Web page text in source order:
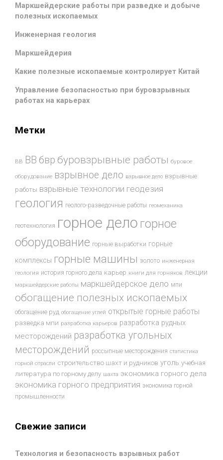
Маркшейдерские работы при разведке и добыче
полезных ископаемых
Инженерная геология
Маркшейдерия
Какие полезные ископаемые контролирует Китай
Управление безопасностью при буровзрывных
работах на карьерах
Метки
ВВ ВВ бвр буровзрывные работы буровое
оборудование взрывное дело взрывное дело взрывные
работы взрывные технологии геодезия
геология геолого-разведочные работы геомеханика
геотехнология горное дело горное
оборудование горные выработки горные
комплексы горные машины золото инженерная
геология история горного дела карьер книги для горняков лекции
маркшейдерские работы маркшейдерское дело мпи
обогащение полезных ископаемых
обогащение руд обогащение углей открытые горные работы
разведка мпи разработка карьеров разработка рудных
месторождений разработка угольных
месторождений россыпные месторождения статистика
горной отрасли строительство шахт и рудников уголь учебная
литература по горному делу шахта экономика горного дела
экономика горного предприятия экономика горной
промышленности
Свежие записи
Технология и безопасность взрывных работ